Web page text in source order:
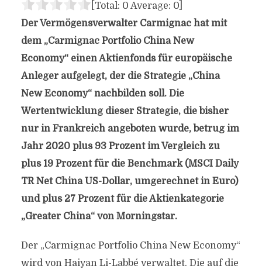
[Total: 0 Average: 0]
Der Vermögensverwalter Carmignac hat mit
dem „Carmignac Portfolio China New
Economy“ einen Aktienfonds für europäische
Anleger aufgelegt, der die Strategie „China
New Economy“ nachbilden soll. Die
Wertentwicklung dieser Strategie, die bisher
nur in Frankreich angeboten wurde, betrug im
Jahr 2020 plus 93 Prozent im Vergleich zu
plus 19 Prozent für die Benchmark (MSCI Daily
TR Net China US-Dollar, umgerechnet in Euro)
und plus 27 Prozent für die Aktienkategorie
„Greater China“ von Morningstar.
Der „Carmignac Portfolio China New Economy“
wird von Haiyan Li-Labbé verwaltet. Die auf die